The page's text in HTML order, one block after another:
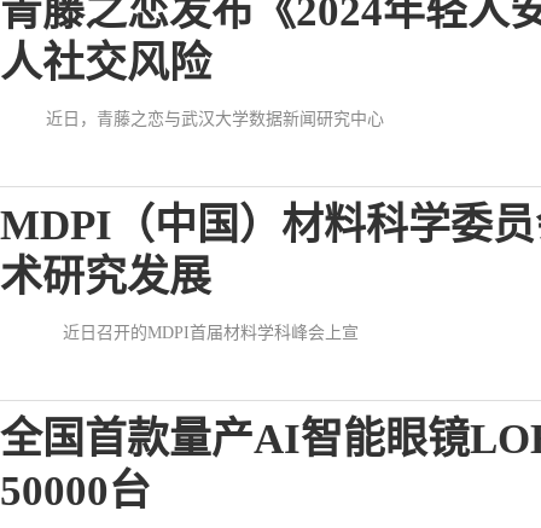
青藤之恋发布《2024年轻人
人社交风险
近日，青藤之恋与武汉大学数据新闻研究中心
MDPI（中国）材料科学委
术研究发展
近日召开的MDPI首届材料学科峰会上宣
全国首款量产AI智能眼镜
50000台